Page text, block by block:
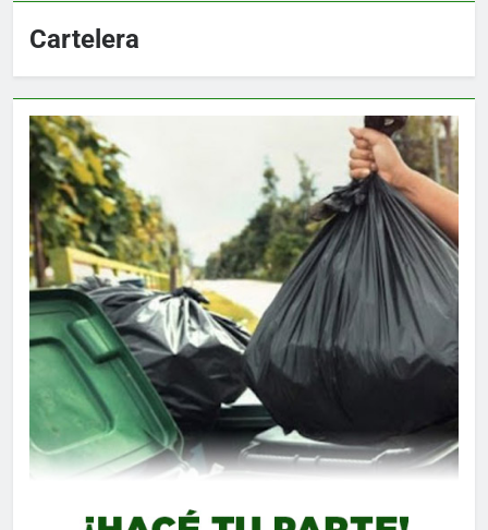
Cartelera